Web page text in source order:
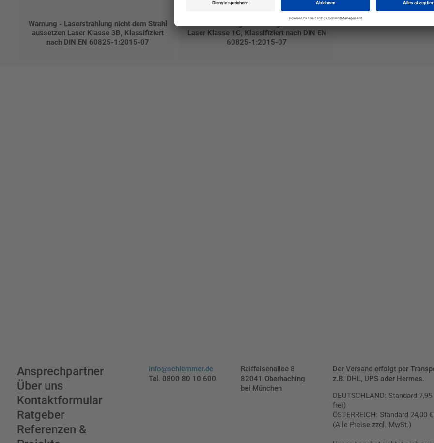
Warnung - Laserstrahlung nicht dem Strahl
aussetzen Laser Klasse 3B, Klassifiziert
nach DIN EN 60825-1:2015-07
Laser Klasse 1C, Klassifiziert nach DIN EN
60825-1:2015-07
Ansprechpartner
Über uns
Kontaktformular
Ratgeber
Referenzen &
info@schlemmer.de
Tel. 0800 80 10 600
Raiffeisenallee 8
82041 Oberhaching
bei München
Der Versand erfolgt per
z.B. DHL, UPS oder Hermes.
DEUTSCHLAND: Standard
frei)
ÖSTERREICH: Standard 24,00
(Alle Preise zzgl. MwSt.)